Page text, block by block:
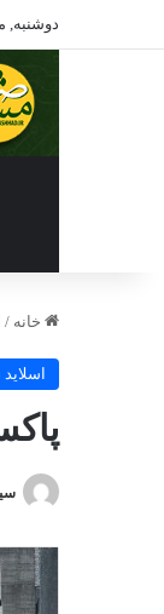
دوشنبه,
خانه /
پاکسازی ۱۵ میلیون مترمربع از معابر